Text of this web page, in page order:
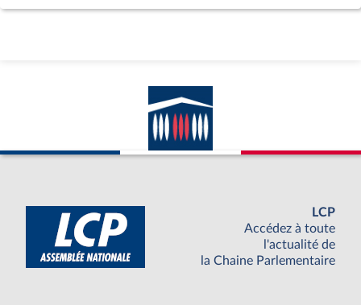
LCP
Accédez à toute
l'actualité de
la Chaine Parlementaire